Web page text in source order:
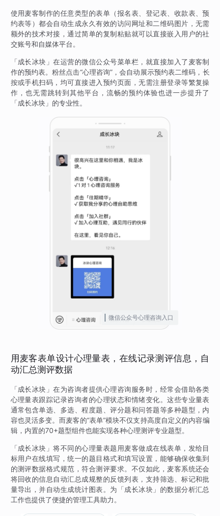
使用麦客制作的任意类型的表单（报名表、登记表、收款表、预
约表等）都会自动生成永久有效的访问网址和二维码图片，无需
额外的技术对接，通过简单的复制粘贴就可以直接嵌入用户的社
交账号和自媒体平台。
「成长冰块」在运营的微信公众号菜单栏，就直接加入了麦客制
作的预约表。粉丝点击“心理咨询”，会自动展示预约表二维码，长
按或手机扫码，均可直接进入预约页面，无需注册登录等繁复操
作，也无需跳转到其他平台，流畅的预约体验也进一步提升了
「成长冰块」的专业性。
微信公众号心理咨询入口
用麦客表单设计心理量表，在线记录测评信息，自
动汇总测评数据
「成长冰块」在为咨询者提供心理咨询服务时，经常会借助各类
心理量表跟踪记录咨询者的心理状态和情绪变化。这些专业量表
通常包含单选、多选、程度题、评分题和问答题等多种题型，内
容也灵活多变。而麦客的“表单”模块不仅支持高度自定义的内容编
辑，内置的70+题型组件也能实现各种心理测评专业题型。
「成长冰块」将不同的心理量表题用麦客做成在线表单，发给目
标用户在线填写，统一的题目格式和填写设置，能够确保收集到
的测评数据格式规范，符合测评要求。不仅如此，麦客系统还会
将回收的信息自动汇总成规整的反馈列表，支持筛选、标记和批
量导出，并自动生成统计图表。为「成长冰块」的数据分析汇总
工作也提供了便捷的管理工具助力。